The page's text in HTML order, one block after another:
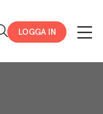
LOGGA IN